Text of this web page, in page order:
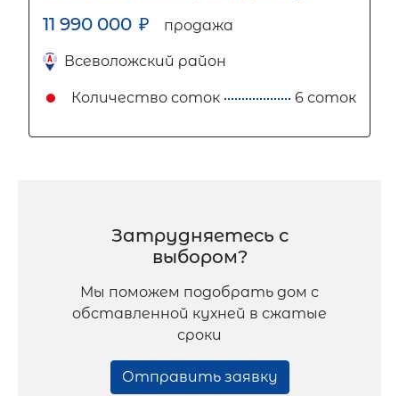
11 990 000 ₽ продажа
Всеволожский район
Количество соток 6 соток
Затрудняетесь с
выбором?
Мы поможем подобрать дом с
обставленной кухней в сжатые
сроки
Отправить заявку